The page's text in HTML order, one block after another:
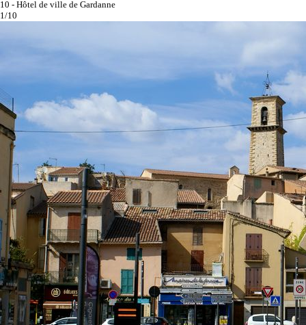
10 - Hôtel de ville de Gardanne
1/10